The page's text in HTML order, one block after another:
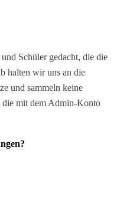
Schüler gedacht, die die
halten wir uns an die
und sammeln keine
die mit dem Admin-Konto